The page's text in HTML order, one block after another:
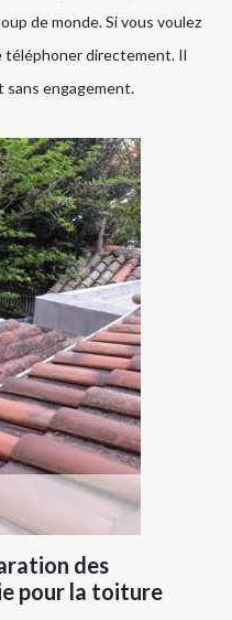
de monde. Si vous voulez
téléphoner directement. Il
engagement.
des
pour la toiture